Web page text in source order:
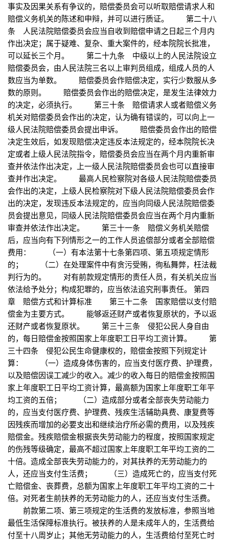
事实及因果关系有争议的，赔偿委员会可以听取赔偿请求人和
赔偿义务机关的陈述和申辩，并可以进行质证。 第二十八
条 人民法院赔偿委员会应当自收到赔偿申请之日起三个月内
作出决定；属于疑难、复杂、重大案件的，经本院院长批准，
可以延长三个月。 第二十九条 中级以上的人民法院设立
赔偿委员会，由人民法院三名以上审判员组成，组成人员的人
数应当为单数。 赔偿委员会作赔偿决定，实行少数服从多
数的原则。 赔偿委员会作出的赔偿决定，是发生法律效力
的决定，必须执行。 第三十条 赔偿请求人或者赔偿义务
机关对赔偿委员会作出的决定，认为确有错误的，可以向上一
级人民法院赔偿委员会提出申诉。 赔偿委员会作出的赔偿
决定生效后，如发现赔偿决定违反本法规定的，经本院院长决
定或者上级人民法院指令，赔偿委员会应当在两个月内重新审
查并依法作出决定，上一级人民法院赔偿委员会也可以直接审
查并作出决定。 最高人民检察院对各级人民法院赔偿委员
会作出的决定，上级人民检察院对下级人民法院赔偿委员会作
出的决定，发现违反本法规定的，应当向同级人民法院赔偿委
员会提出意见，同级人民法院赔偿委员会应当在两个月内重新
审查并依法作出决定。 第三十一条 赔偿义务机关赔偿
后，应当向有下列情形之一的工作人员追偿部分或者全部赔偿
费用： （一）有本法第十七条第四项、第五项规定情形
的； （二）在处理案件中有贪污受贿，徇私舞弊，枉法裁
判行为的。 对有前款规定情形的责任人员，有关机关应当
依法给予处分；构成犯罪的，应当依法追究刑事责任。 第四
章 赔偿方式和计算标准 第三十二条 国家赔偿以支付赔
偿金为主要方式。 能够返还财产或者恢复原状的，予以返
还财产或者恢复原状。 第三十三条 侵犯公民人身自由
的，每日赔偿金按照国家上年度职工日平均工资计算。 第
三十四条 侵犯公民生命健康权的，赔偿金按照下列规定计
算： （一）造成身体伤害的，应当支付医疗费、护理费，
以及赔偿因误工减少的收入。减少的收入每日的赔偿金按照国
家上年度职工日平均工资计算，最高额为国家上年度职工年平
均工资的五倍； （二）造成部分或者全部丧失劳动能力
的，应当支付医疗费、护理费、残疾生活辅助具费、康复费等
因残疾而增加的必要支出和继续治疗所必需的费用，以及残疾
赔偿金。残疾赔偿金根据丧失劳动能力的程度，按照国家规定
的伤残等级确定，最高不超过国家上年度职工年平均工资的二
十倍。造成全部丧失劳动能力的，对其扶养的无劳动能力的
人，还应当支付生活费； （三）造成死亡的，应当支付死
亡赔偿金、丧葬费，总额为国家上年度职工年平均工资的二十
倍。对死者生前扶养的无劳动能力的人，还应当支付生活费。
前款第二项、第三项规定的生活费的发放标准，参照当地
最低生活保障标准执行。被扶养的人是未成年人的，生活费给
付至十八周岁止；其他无劳动能力的人，生活费给付至死亡时